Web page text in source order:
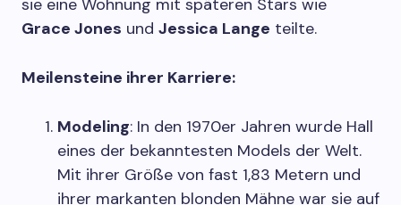
sie eine Wohnung mit späteren Stars wie
Grace Jones und Jessica Lange teilte.
Meilensteine ihrer Karriere:
Modeling: In den 1970er Jahren wurde Hall
eines der bekanntesten Models der Welt.
Mit ihrer Größe von fast 1,83 Metern und
ihrer markanten blonden Mähne war sie auf